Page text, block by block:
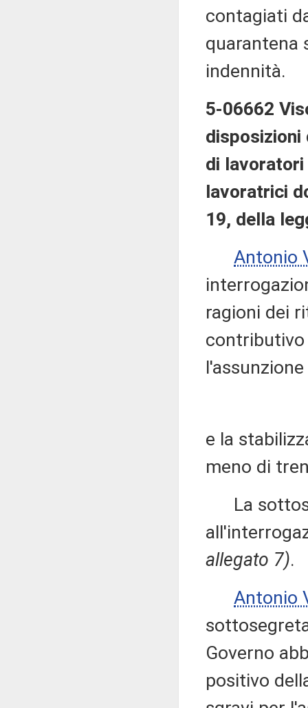
contagiati
quarantena
indennità.
5-06662
disposizioni
di
lavoratrici
19, della
Antonio
ragioni dei
contributivo
l'assunzione
e la
meno di
La
allegato 7).
Antonio
Governo
positivo